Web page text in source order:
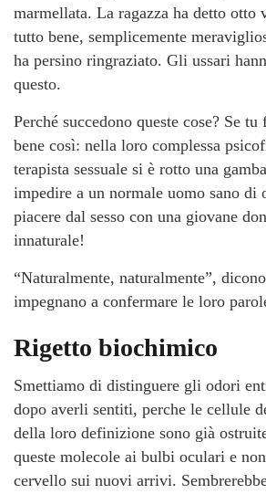
marmellata. La ragazza ha detto otto
tutto bene, semplicemente
ha persino ringraziato. Gli ussari
questo.
Perché succedono queste cose? Se
bene così: nella loro complessa
terapista sessuale si è rotto una
impedire a un normale uomo sano di
piacere dal sesso con una giovane
innaturale!
“Naturalmente, naturalmente”,
impegnano a confermare le loro
Rigetto biochimico
Smettiamo di distinguere gli odori
dopo averli sentiti, perche le cellule
della loro definizione sono già
queste molecole ai bulbi oculari e
cervello sui nuovi arrivi.